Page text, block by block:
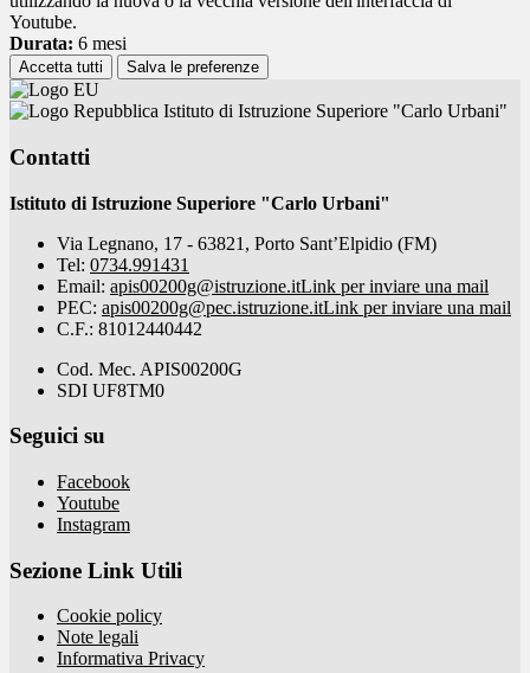
Youtube.
Durata: 6 mesi
Accetta tutti Salva le preferenze
Istituto di Istruzione Superiore "Carlo Urbani"
Contatti
Istituto di Istruzione Superiore "Carlo Urbani"
Via Legnano, 17 - 63821, Porto Sant’Elpidio (FM)
Tel: 0734.991431
Email: apis00200g@istruzione.itLink per inviare una mail
PEC: apis00200g@pec.istruzione.itLink per inviare una mail
C.F.: 81012440442
Cod. Mec. APIS00200G
SDI UF8TM0
Seguici su
Facebook
Youtube
Instagram
Sezione Link Utili
Cookie policy
Note legali
Informativa Privacy